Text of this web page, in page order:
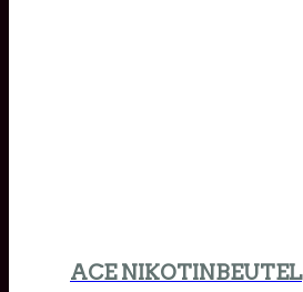
ACE NIKOTINBEUTEL